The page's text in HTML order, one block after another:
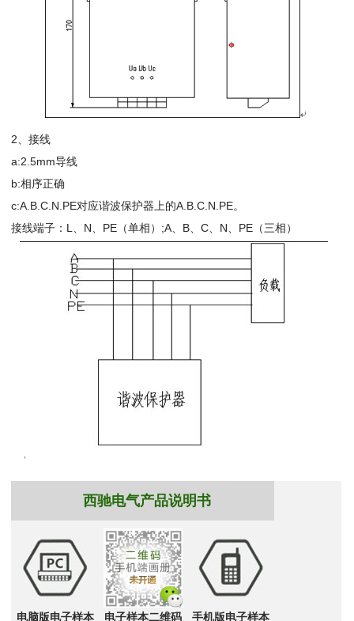
2、接线
a:2.5mm导线
b:相序正确
c:A.B.C.N.PE对应谐波保护器上的A.B.C.N.PE。
接线端子：L、N、PE（单相）;A、B、C、N、PE（三相）
西驰电气产品说明书
电脑版电子样本 电子样本二维码 手机版电子样本